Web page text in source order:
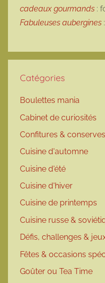
cadeaux gourmands :
Fabuleuses aubergines
Catégories
Boulettes mania
Cabinet de curiosités
Confitures &
Cuisine d'automne
Cuisine d'été
Cuisine d'hiver
Cuisine de printemps
Cuisine russe &
Défis, challenges &
Fêtes & occasions
Goûter ou Tea Time